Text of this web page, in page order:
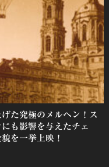
た究極のメルヘン！ス
も影響を与えたチェ
を一挙上映！